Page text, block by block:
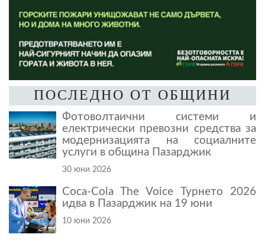
ПОСЛЕДНО ОТ ОБЩИНИ
Фотоволтаични системи и
електрически превозни средства за
модернизацията на социалните
услуги в община Пазарджик
30 юни 2026
Coca-Cola The Voice Турнето 2026
идва в Пазарджик на 19 юни
10 юни 2026